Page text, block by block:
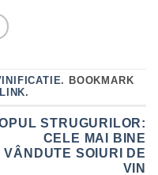
. BOOKMARK
.
STRUGURILOR:
CELE MAI BINE
VÂNDUTE SOIURI DE
VIN